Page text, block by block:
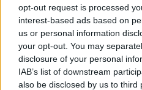
opt-out request is processed
interest-based ads based on
us or personal information
your opt-out. You may
disclosure of your personal
IAB’s list of downstream
also be disclosed by us to third
La
1000 Miglia e la Marina
Militare